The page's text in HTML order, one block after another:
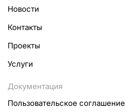
Новости
Контакты
Проекты
Услуги
Документация
Пользовательское соглашение